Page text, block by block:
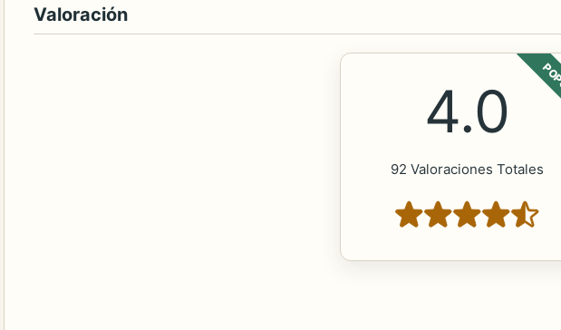
Valoración
4.0
92 Valoraciones Totales